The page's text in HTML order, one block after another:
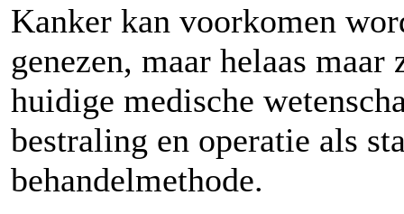
Kanker kan voorkomen
genezen, maar helaas maar
huidige medische
bestraling en operatie als
behandelmethode.